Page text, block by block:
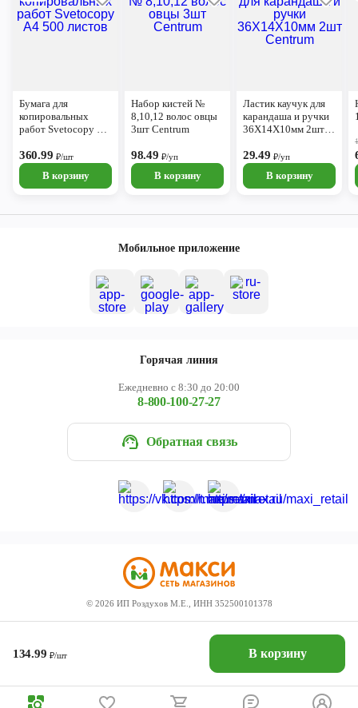
134.99 ₽/шт В корзину
Бумага для
копировальных
работ Svetocopy А4
360.99 ₽/шт
В корзину
Набор кистей №
8,10,12 волос овцы
3шт Centrum
98.49₽/уп
В корзину
Ластик каучук для
карандаша и ручки
36Х14Х10мм 2шт
29.49₽/уп
В корзину
Мобильное приложение
Горячая линия
Ежедневно с 8:30 до 20:00
8-800-100-27-27
Обратная связь
© 2026 ИП Роздухов М.Е., ИНН 352500101378